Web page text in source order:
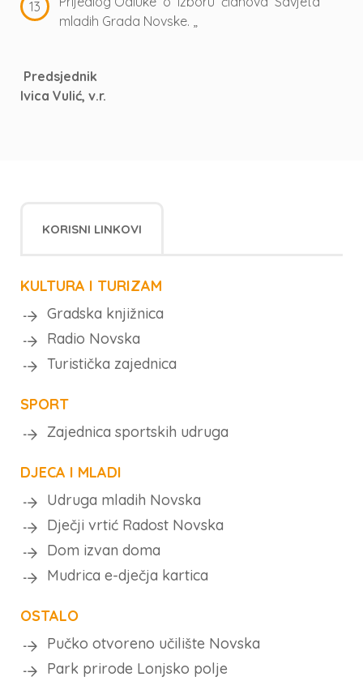
mladih Grada Novske. „
Predsjednik
Ivica Vulić, v.r.
KORISNI LINKOVI
KULTURA I TURIZAM
Gradska knjižnica
Radio Novska
Turistička zajednica
SPORT
Zajednica sportskih udruga
DJECA I MLADI
Udruga mladih Novska
Dječji vrtić Radost Novska
Dom izvan doma
Mudrica e-dječja kartica
OSTALO
Pučko otvoreno učilište Novska
Park prirode Lonjsko polje